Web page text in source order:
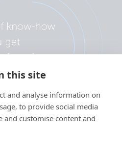
this site
and analyse information on
to provide social media
and customise content and